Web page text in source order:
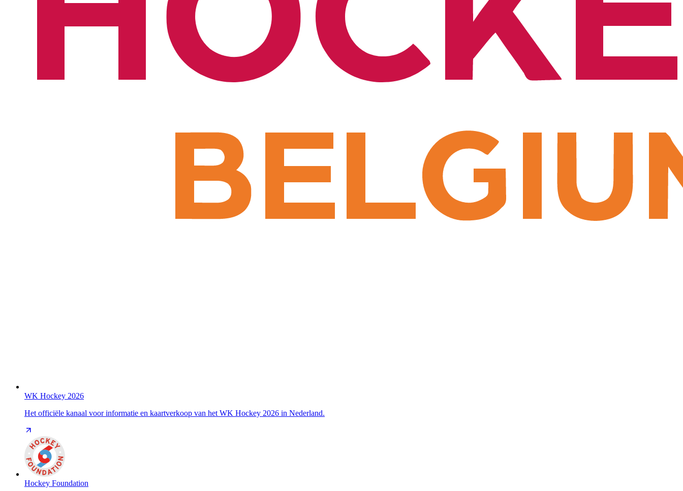
WK Hockey 2026
Het officiële kanaal voor informatie en kaartverkoop van het WK Hockey 2026 in Nederland.
Hockey Foundation